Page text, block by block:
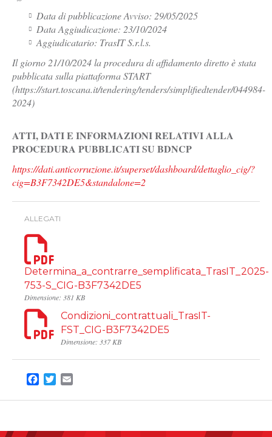
Data di pubblicazione Avviso: 29/05/2025
Data Aggiudicazione: 23/10/2024
Aggiudicatario: TrasIT S.r.l.s.
Il giorno 21/10/2024 la procedura di affidamento diretto è stata
pubblicata sulla piattaforma START
(https://start.toscana.it/tendering/tenders/simplifiedtender/044984-
2024)
ATTI, DATI E INFORMAZIONI RELATIVI ALLA
PROCEDURA PUBBLICATI SU BDNCP
https://dati.anticorruzione.it/superset/dashboard/dettaglio_cig/?
cig=B3F7342DE5&standalone=2
ALLEGATI
Determina_a_contrarre_semplificata_TrasIT_2025-
753-S_CIG-B3F7342DE5
Dimensione: 381 KB
Condizioni_contrattuali_TrasIT-
FST_CIG-B3F7342DE5
Dimensione: 337 KB
Facebook
Twitter